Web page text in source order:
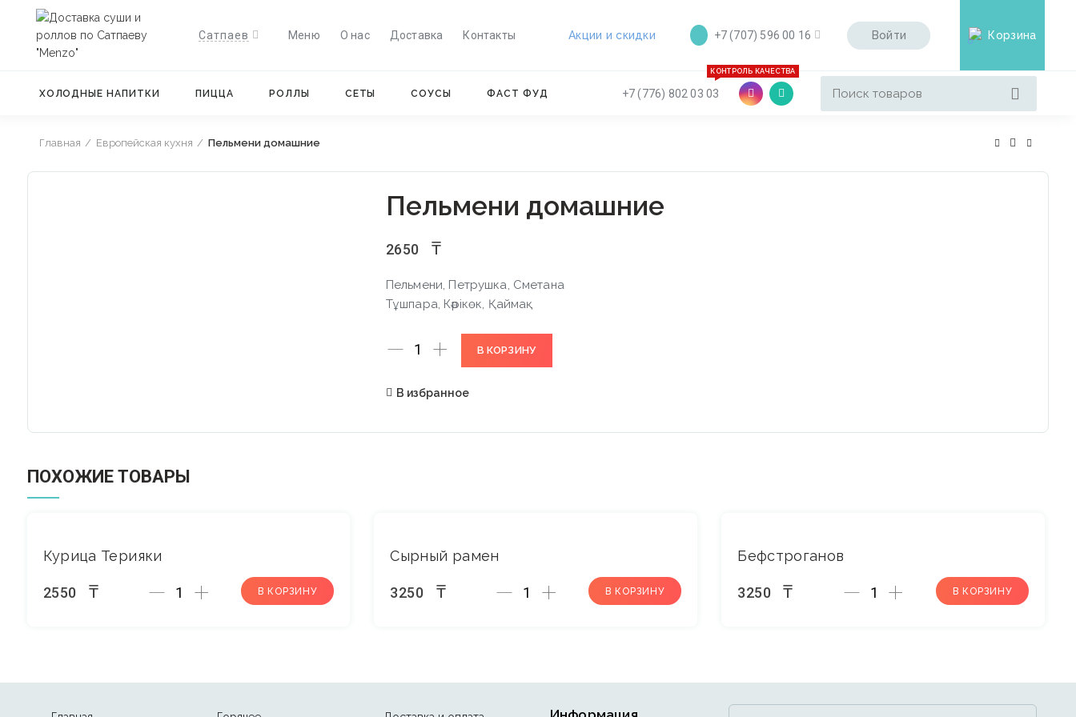
Сатпаев Меню О нас Доставка Контакты Акции и скидки +7 (707) 596 00 16 Войти 0 Корзина
ХОЛОДНЫЕ НАПИТКИ ПИЦЦА РОЛЛЫ СЕТЫ СОУСЫ ФАСТ ФУД +7 (776) 802 03 03
КОНТРОЛЬ КАЧЕСТВА
Главная Европейская кухня Пельмени домашние
Пельмени домашние
2650 ₸
Пельмени, Петрушка, Сметана
Тұшпара, Кәрікөк, Қаймақ
Количество
В КОРЗИНУ
В избранное
ПОХОЖИЕ ТОВАРЫ
Курица Терияки
2550 ₸ Количество
В КОРЗИНУ
Сырный рамен
3250 ₸ Количество
В КОРЗИНУ
Бефстроганов
3250 ₸ Количество
В КОРЗИНУ